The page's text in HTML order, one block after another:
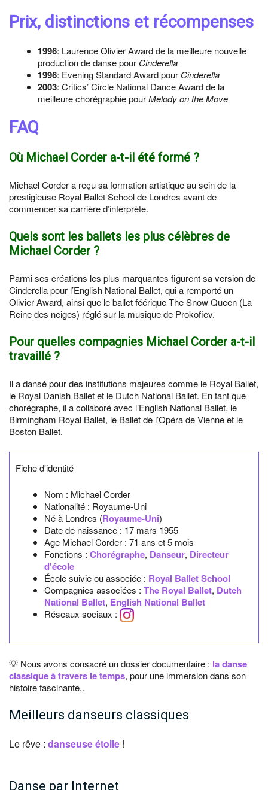
Prix, distinctions et récompenses
1996: Laurence Olivier Award de la meilleure nouvelle
production de danse pour Cinderella
1996: Evening Standard Award pour Cinderella
2003: Critics’ Circle National Dance Award de la
meilleure chorégraphie pourMelody on the Move
FAQ
Où Michael Corder a-t-il été formé ?
Michael Corder a reçu sa formation artistique au sein de la
prestigieuse Royal Ballet School de Londres avant de
commencer sa carrière d’interprète.
Quels sont les ballets les plus célèbres de
Michael Corder ?
Parmi ses créations les plus marquantes figurent sa version de
Cinderella pour l’English National Ballet, qui a remporté un
Olivier Award, ainsi que le ballet féérique The Snow Queen (La
Reine des neiges) réglé sur la musique de Prokofiev.
Pour quelles compagnies Michael Corder a-t-il
travaillé ?
Il a dansé pour des institutions majeures comme le Royal Ballet,
le Royal Danish Ballet et le Dutch National Ballet. En tant que
chorégraphe, il a collaboré avec l’English National Ballet, le
Birmingham Royal Ballet, le Ballet de l’Opéra de Vienne et le
Boston Ballet.
Fiche d'identité
Nom : Michael Corder
Nationalité : Royaume-Uni
Né à Londres (Royaume-Uni)
Date de naissance : 17 mars 1955
Age Michael Corder : 71 ans et 5 mois
Fonctions : Chorégraphe, Danseur, Directeur
d'école
École suivie ou associée : Royal Ballet School
Compagnies associées : The Royal Ballet, Dutch
National Ballet, English National Ballet
Réseaux sociaux :
💡 Nous avons consacré un dossier documentaire : la danse
classique à travers le temps, pour une immersion dans son
histoire fascinante..
Meilleurs danseurs classiques
Le rêve : danseuse étoile !
Danse par Internet